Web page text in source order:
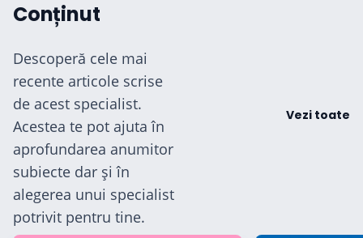
Conținut
Descoperă cele mai
recente articole scrise
de acest specialist.
Acestea te pot ajuta în
aprofundarea anumitor
subiecte dar și în
alegerea unui specialist
potrivit pentru tine.
Vezi toate